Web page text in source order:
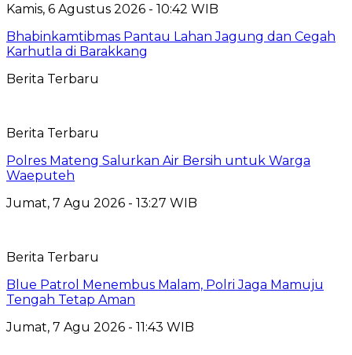
Kamis, 6 Agustus 2026 - 10:42 WIB
Bhabinkamtibmas Pantau Lahan Jagung dan Cegah
Karhutla di Barakkang
Berita Terbaru
Berita Terbaru
Polres Mateng Salurkan Air Bersih untuk Warga
Waeputeh
Jumat, 7 Agu 2026 - 13:27 WIB
Berita Terbaru
Blue Patrol Menembus Malam, Polri Jaga Mamuju
Tengah Tetap Aman
Jumat, 7 Agu 2026 - 11:43 WIB